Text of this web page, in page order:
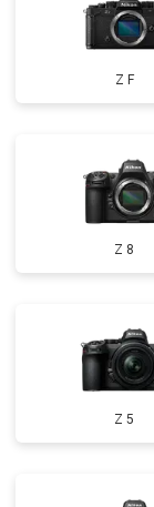
Z F
Z 8
Z 5